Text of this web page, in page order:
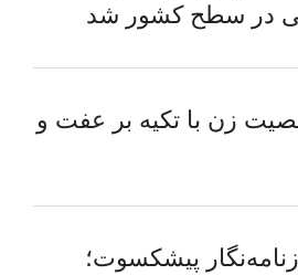
در سطح کشور شد
زن با تکیه بر عفت و
پیشکسوت؛